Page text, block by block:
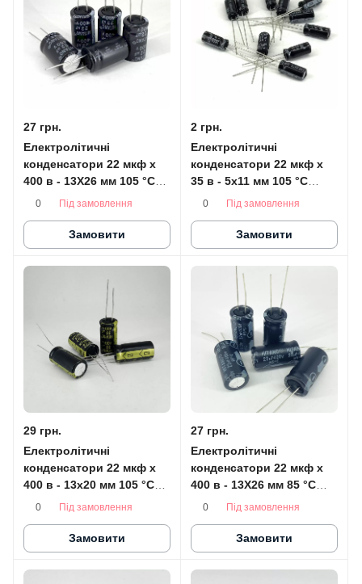
27 грн.
Електролітичні
конденсатори 22 мкф x
400 в - 13X26 мм 105 °C
HITANO
0 Під замовлення
Замовити
2 грн.
Електролітичні
конденсатори 22 мкф x
35 в - 5x11 мм 105 °C
HITANO
0 Під замовлення
Замовити
29 грн.
Електролітичні
конденсатори 22 мкф x
400 в - 13x20 мм 105 °C
Chongx
0 Під замовлення
Замовити
27 грн.
Електролітичні
конденсатори 22 мкф x
400 в - 13X26 мм 85 °C
HITANO
0 Під замовлення
Замовити